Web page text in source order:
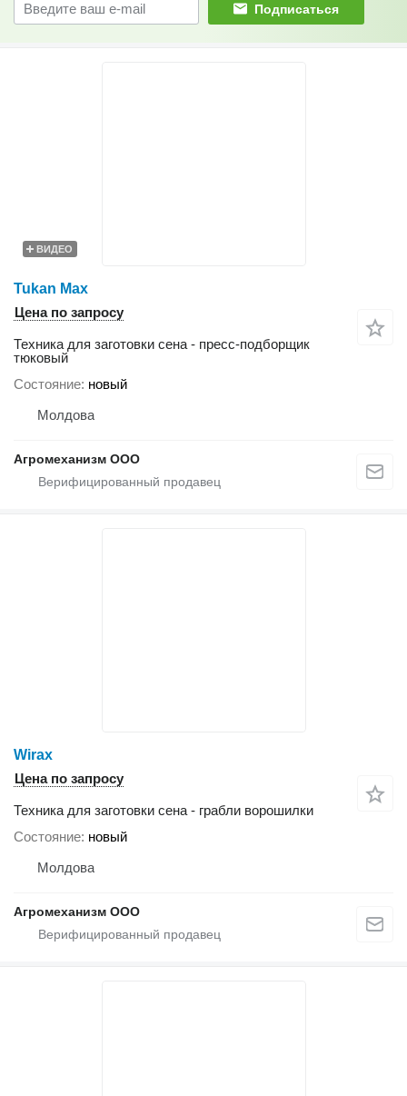
Подписаться
ВИДЕО
Tukan Max
Цена по запросу
Техника для заготовки сена - пресс-подборщик
тюковый
Состояние новый
Молдова
Агромеханизм ООО
Wirax
Цена по запросу
Техника для заготовки сена - грабли ворошилки
Состояние новый
Молдова
Агромеханизм ООО